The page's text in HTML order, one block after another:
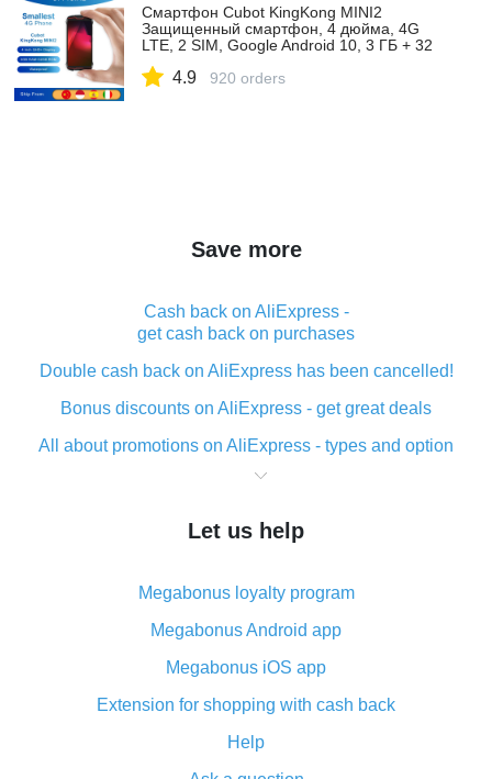
Смартфон Cubot KingKong MINI2
Защищенный смартфон, 4 дюйма, 4G
LTE, 2 SIM, Google Android 10, 3 ГБ + 32
Телефоны Водонепроницаемый
4.9 920 orders
Save more
Cash back on AliExpress -
get cash back on purchases
Double cash back on AliExpress has been cancelled!
Bonus discounts on AliExpress - get great deals
All about promotions on AliExpress - types and option
What is cash back when making purchases on
The best place to download cash back for AliExpress
What is the AliExpress cash back plugin and what are
its advantages
Cash back from the AliExpress mobile app -
advantages of the plugin
Double cash back on AliExpress has been cancelled!
How to use cash back on AliExpress - short manual
Let us help
Megabonus loyalty program
Megabonus Android app
Megabonus iOS app
Extension for shopping with cash back
Help